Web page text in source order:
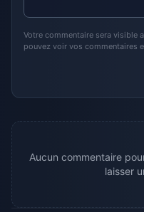
Votre commentaire sera visible
pouvez voir vos commentaires
Aucun commentaire
laisser